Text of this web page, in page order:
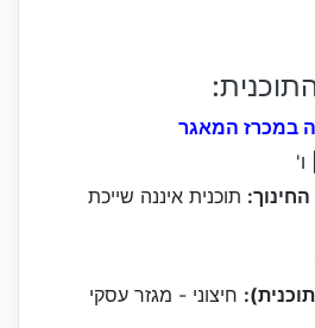
במכרז המאגר
תוכנית איננה שייכת
חיצוני - מגזר עסקי